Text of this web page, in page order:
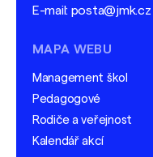
E-mail: posta@jmk.cz
MAPA WEBU
Management škol
Pedagogové
Rodiče a veřejnost
Kalendář akcí